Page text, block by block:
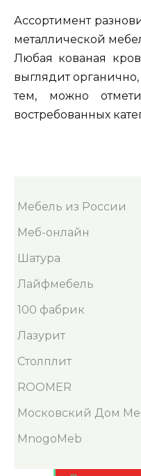
Ассортимент
металлической
Любая кованая
выглядит
тем, можно
востребованных
Мебель из России
Меб-онлайн
Шатура
Лайфмебель
100 фабрик
Лазурит
Столплит
ROOMER
Московский Дом
MnogoMeb